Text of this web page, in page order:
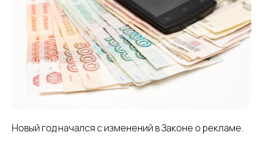
Новый год начался с изменений в Законе о рекламе.